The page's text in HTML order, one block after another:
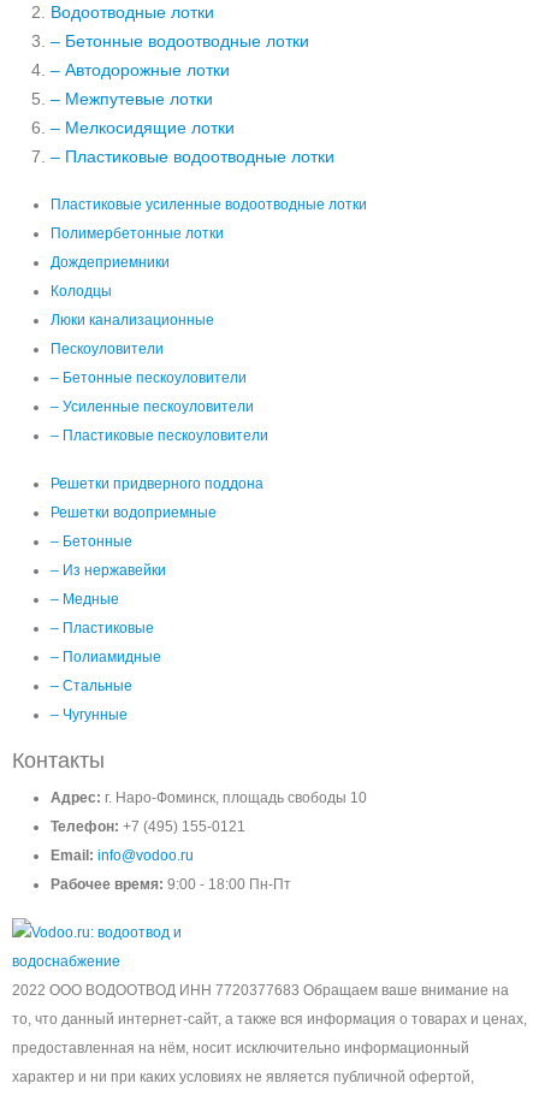
Водоотводные лотки
– Бетонные водоотводные лотки
– Автодорожные лотки
– Межпутевые лотки
– Мелкосидящие лотки
– Пластиковые водоотводные лотки
Пластиковые усиленные водоотводные лотки
Полимербетонные лотки
Дождеприемники
Колодцы
Люки канализационные
Пескоуловители
– Бетонные пескоуловители
– Усиленные пескоуловители
– Пластиковые пескоуловители
Решетки придверного поддона
Решетки водоприемные
– Бетонные
– Из нержавейки
– Медные
– Пластиковые
– Полиамидные
– Стальные
– Чугунные
Контакты
Адрес: г. Наро-Фоминск, площадь свободы 10
Телефон: +7 (495) 155-0121
Email: info@vodoo.ru
Рабочее время: 9:00 - 18:00 Пн-Пт
2022 ООО ВОДООТВОД ИНН 7720377683 Обращаем ваше внимание на
то, что данный интернет-сайт, а также вся информация о товарах и ценах,
предоставленная на нём, носит исключительно информационный
характер и ни при каких условиях не является публичной офертой,